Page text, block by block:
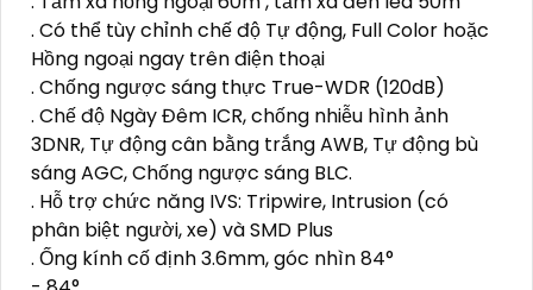
. Có thể tùy chỉnh chế độ Tự động, Full Color hoặc
Hồng ngoại ngay trên điện thoại
. Chống ngược sáng thực True-WDR (120dB)
. Chế độ Ngày Đêm ICR, chống nhiễu hình ảnh
3DNR, Tự động cân bằng trắng AWB, Tự động bù
sáng AGC, Chống ngược sáng BLC.
. Hỗ trợ chức năng IVS: Tripwire, Intrusion (có
phân biệt người, xe) và SMD Plus
. Ống kính cố định 3.6mm, góc nhìn 84°